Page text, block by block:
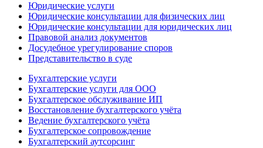
Юридические услуги
Юридические консультации для физических лиц
Юридические консультации для юридических лиц
Правовой анализ документов
Досудебное урегулирование споров
Представительство в суде
Бухгалтерские услуги
Бухгалтерские услуги для ООО
Бухгалтерское обслуживание ИП
Восстановление бухгалтерского учёта
Ведение бухгалтерского учёта
Бухгалтерское сопровождение
Бухгалтерский аутсорсинг